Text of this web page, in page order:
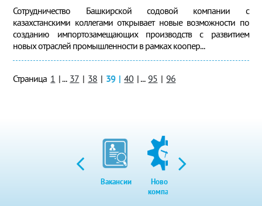
Сотрудничество Башкирской содовой компании с
казахстанскими коллегами открывает новые возможности по
созданию импортозамещающих производств с развитием
новых отраслей промышленности в рамках коопер...
Страница 1 | ... 37 | 38 | 39 | 40 | ... 95 | 96
Вакансии
Новости
компании